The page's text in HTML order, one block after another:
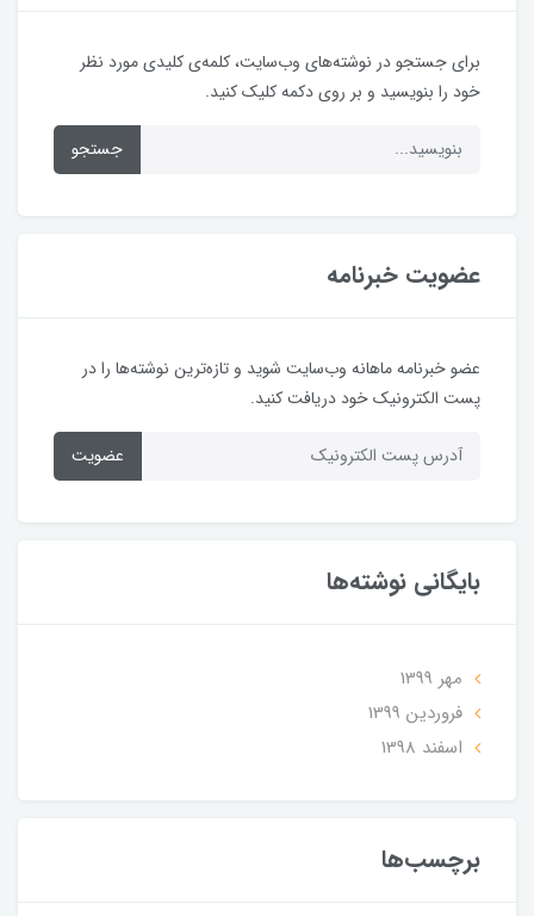
برای جستجو در نوشته‌های وب‌سایت، کلمه‌ی کلیدی مورد نظر
خود را بنویسید و بر روی دکمه کلیک کنید.
جستجو
عضویت خبرنامه
عضو خبرنامه ماهانه وب‌سایت شوید و تازه‌ترین نوشته‌ها را در
پست الکترونیک خود دریافت کنید.
عضویت
بایگانی نوشته‌ها
مهر 1399
فروردین 1399
اسفند 1398
برچسب‌ها